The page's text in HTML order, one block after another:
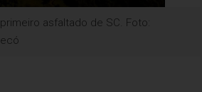
asfaltado de SC. Foto: